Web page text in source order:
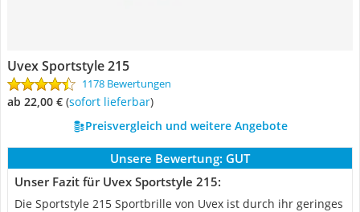
Uvex Sportstyle 215
1178 Bewertungen
ab 22,00 € ( Sofort lieferbar)
Preisvergleich und weitere Angebote
Unsere Bewertung: GUT
Unser Fazit für Uvex Sportstyle 215:
Die Sportstyle 215 Sportbrille von Uvex ist durch ihr geringes